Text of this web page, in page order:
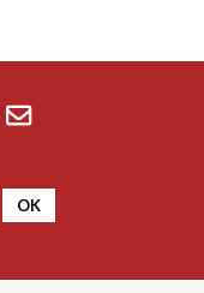
OK